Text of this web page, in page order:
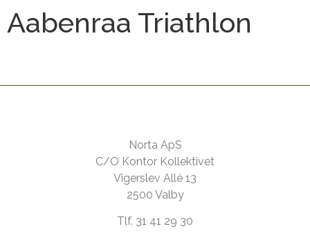
Aabenraa Triathlon
Norta ApS
C/O Kontor Kollektivet
Vigerslev Allé 13
2500 Valby
Tlf. 31 41 29 30